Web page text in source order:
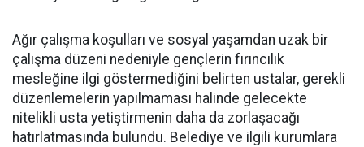
Ağır çalışma koşulları ve sosyal yaşamdan uzak bir
çalışma düzeni nedeniyle gençlerin fırıncılık
mesleğine ilgi göstermediğini belirten ustalar, gerekli
düzenlemelerin yapılmaması halinde gelecekte
nitelikli usta yetiştirmenin daha da zorlaşacağı
hatırlatmasında bulundu. Belediye ve ilgili kurumlara